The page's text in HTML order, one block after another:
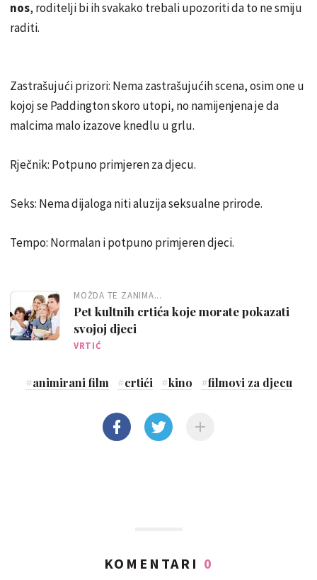
nos, roditelji bi ih svakako trebali upozoriti da to ne smiju
raditi.
Zastrašujući prizori: Nema zastrašujućih scena, osim one u
kojoj se Paddington skoro utopi, no namijenjena je da
malcima malo izazove knedlu u grlu.
Rječnik: Potpuno primjeren za djecu.
Seks: Nema dijaloga niti aluzija seksualne prirode.
Tempo: Normalan i potpuno primjeren djeci.
MOŽDA TE ZANIMA...
Pet kultnih crtića koje morate pokazati
svojoj djeci
VRTIĆ
#animirani film #crtići #kino #filmovi za djecu
KOMENTARI 0